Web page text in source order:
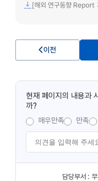
이전
현재 페이지의 내용과
까?
매우만족 만족
담당부서 :